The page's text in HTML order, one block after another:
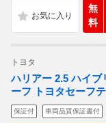
無
料
トヨタ
ハリアー 2.5 ハイ
ーフ トヨタセーフ
保証付 車両品質保証書付